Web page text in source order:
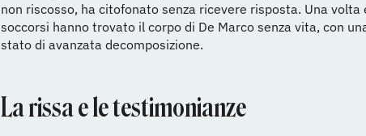
non riscosso, ha citofonato senza ricevere risposta. Una volta
soccorsi hanno trovato il corpo di De Marco senza vita, con
stato di avanzata decomposizione.
La rissa e le testimonianze